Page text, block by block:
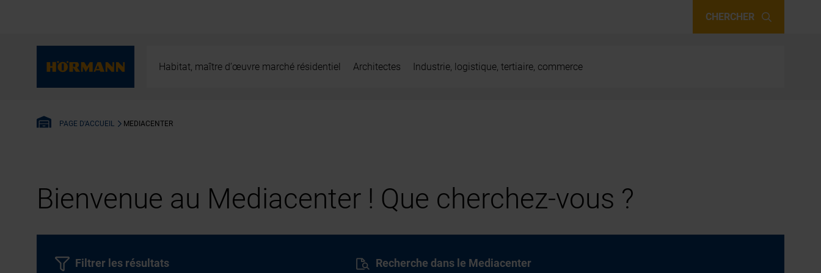
CHERCHER
Habitat, maître d’œuvre marché résidentiel Architectes Industrie, logistique, tertiaire, commerce
PAGE D'ACCUEIL MEDIACENTER
Bienvenue au Mediacenter ! Que cherchez-vous ?
Recherche dans le Mediacenter
Filtrer les résultats